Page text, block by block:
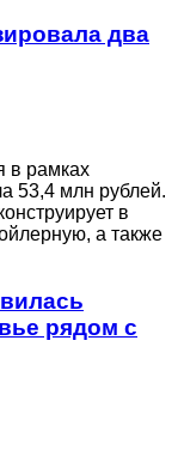
два
в рамках
53,4 млн рублей.
в
а также
рядом с